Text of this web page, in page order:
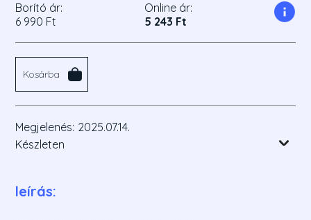
Borító ár:
6 990 Ft
Online ár:
5 243 Ft
Kosárba
Megjelenés: 2025.07.14.
Készleten
leírás: